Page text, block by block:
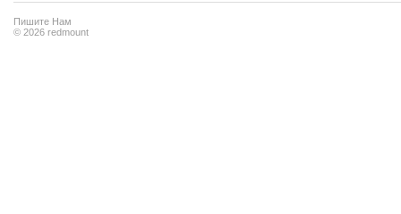
Пишите Нам
© 2026 redmount